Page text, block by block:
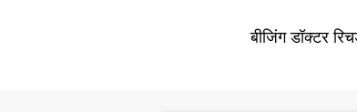
बीजिंग डॉक्टर